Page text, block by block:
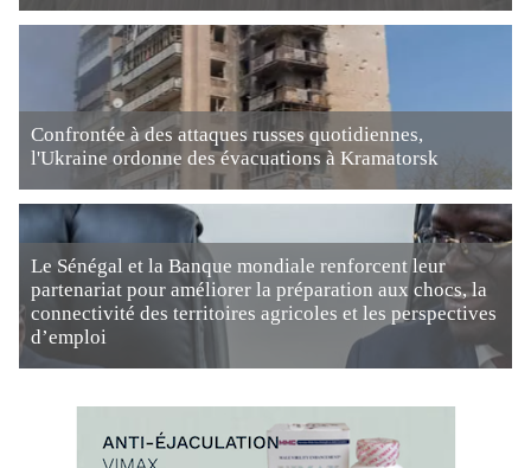
Confrontée à des attaques russes quotidiennes,
l'Ukraine ordonne des évacuations à Kramatorsk
Le Sénégal et la Banque mondiale renforcent leur
partenariat pour améliorer la préparation aux chocs, la
connectivité des territoires agricoles et les perspectives
d’emploi